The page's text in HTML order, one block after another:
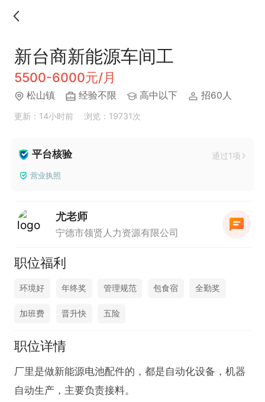
新台商新能源车间工
5500-6000元/月
松山镇 经验不限 高中以下 招60人
更新：14小时前 浏览：19731次
平台核验 通过1项
营业执照
尤老师
宁德市领贤人力资源有限公司
职位福利
环境好 年终奖 管理规范 包食宿 全勤奖
加班费 晋升快 五险
职位详情
厂里是做新能源电池配件的，都是自动化设备，机器
自动生产，主要负责接料。